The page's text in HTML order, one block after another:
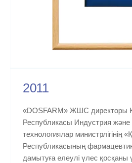
2011
«DOSFARM» ЖШС директоры
Республикасы Индустрия және
технологиялар министрлігінің
Республикасының
дамытуға елеулі үлес қосқаны